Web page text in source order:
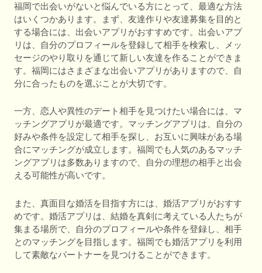
福岡で出会いがないと悩んでいる方にとって、最適な方法
はいくつかあります。まず、友達作りや友達募集を目的と
する場合には、出会いアプリがおすすめです。出会いアプ
リは、自分のプロフィールを登録して相手を検索し、メッ
セージのやり取りを通じて新しい友達を作ることができま
す。福岡にはさまざまな出会いアプリがありますので、自
分に合ったものを選ぶことが大切です。
一方、恋人や異性のデート相手を見つけたい場合には、マ
ッチングアプリが最適です。マッチングアプリは、自分の
好みや条件を設定して相手を探し、お互いに興味がある場
合にマッチングが成立します。福岡でも人気のあるマッチ
ングアプリは多数ありますので、自分の理想の相手と出会
える可能性が高いです。
また、真面目な婚活を目指す方には、婚活アプリがおすす
めです。婚活アプリは、結婚を真剣に考えている人たちが
集まる場所で、自分のプロフィールや条件を登録し、相手
とのマッチングを目指します。福岡でも婚活アプリを利用
して素敵なパートナーを見つけることができます。